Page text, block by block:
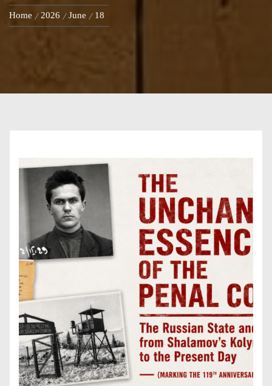
Home 2026 June 18